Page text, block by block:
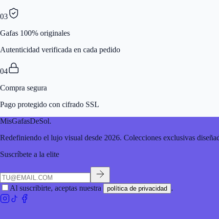
03
Gafas 100% originales
Autenticidad verificada en cada pedido
04
Compra segura
Pago protegido con cifrado SSL
MisGafasDeSol.
Redefiniendo el lujo visual desde 2026. Colecciones exclusivas
Suscríbete a la elite
Al suscribirte, aceptas nuestra política de privacidad .